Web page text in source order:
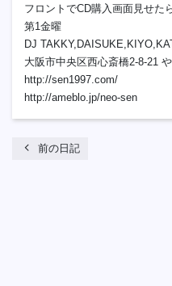
フロントでCD購入画面見せた
第1金曜
DJ
大阪市中央区西心斎橋2-8-21
http://sen1997.com/
http://ameblo.jp/neo-sen
chevron_left 前の日記